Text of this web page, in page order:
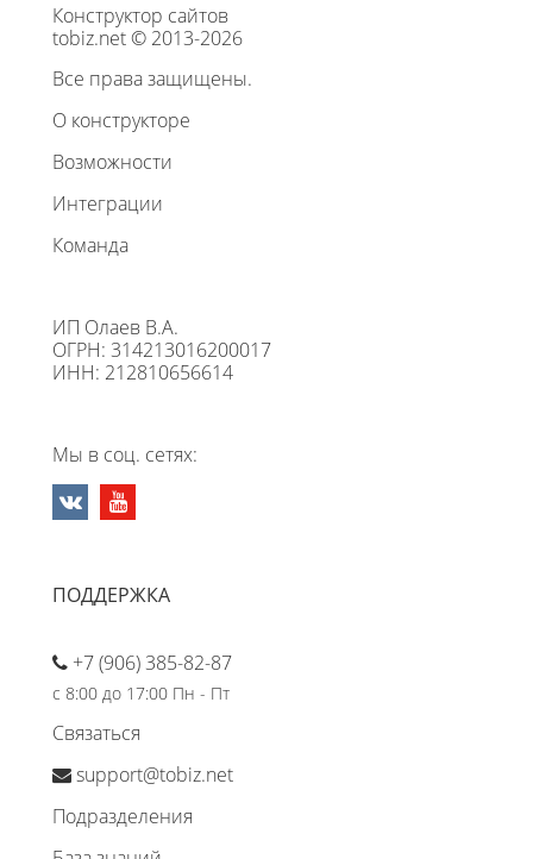
Конструктор сайтов
tobiz.net © 2013-2026
Все права защищены.
О конструкторе
Возможности
Интеграции
Команда
ИП Олаев В.А.
ОГРН: 314213016200017
ИНН: 212810656614
Мы в соц. сетях:
ПОДДЕРЖКА
+7 (906) 385-82-87
с 8:00 до 17:00 Пн - Пт
Связаться
support@tobiz.net
Подразделения